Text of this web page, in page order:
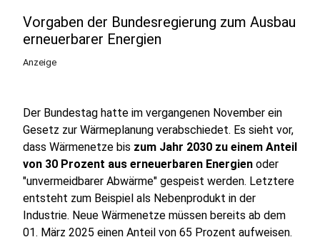
Vorgaben der Bundesregierung zum Ausbau
erneuerbarer Energien
Anzeige
Der Bundestag hatte im vergangenen November ein
Gesetz zur Wärmeplanung verabschiedet. Es sieht vor,
dass Wärmenetze bis zum Jahr 2030 zu einem Anteil
von 30 Prozent aus erneuerbaren Energien oder
"unvermeidbarer Abwärme" gespeist werden. Letztere
entsteht zum Beispiel als Nebenprodukt in der
Industrie. Neue Wärmenetze müssen bereits ab dem
01. März 2025 einen Anteil von 65 Prozent aufweisen.